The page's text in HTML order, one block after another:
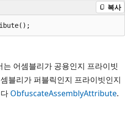
복사
는 어셈블리가 공용인지 프라이빗
블리가 퍼블릭인지 프라이빗인지
ObfuscateAssemblyAttribute.